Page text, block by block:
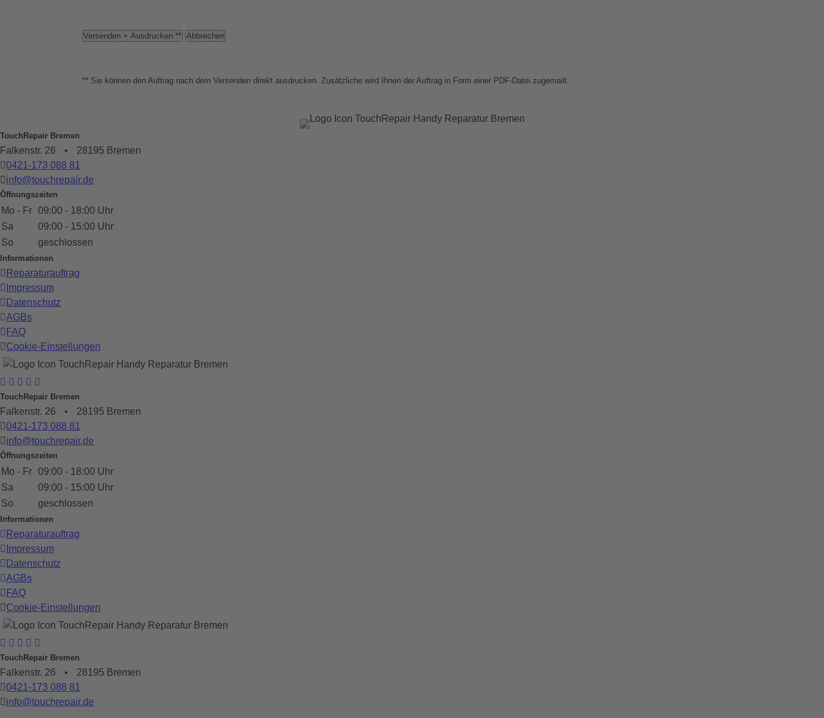
Versenden + Ausdrucken ** Abbrechen
** Sie können den Auftrag nach dem Versenden direkt ausdrucken. Zusätzliche wird Ihnen der Auftrag in Form einer PDF-Datei zugemailt.
TouchRepair Bremen
Falkenstr. 26 •
28195 Bremen
0421-173 088 81
info@touchrepair.de
Öffnungszeiten
Mo - Fr 09:00 - 18:00 Uhr
Sa
09:00 - 15:00 Uhr
So
geschlossen
Informationen
Reparaturauftrag
Impressum
Datenschutz
AGBs
FAQ
Cookie-Einstellungen
TouchRepair Bremen
Falkenstr. 26 •
28195 Bremen
0421-173 088 81
info@touchrepair.de
Öffnungszeiten
Mo - Fr 09:00 - 18:00 Uhr
Sa
09:00 - 15:00 Uhr
So
geschlossen
Informationen
Reparaturauftrag
Impressum
Datenschutz
AGBs
FAQ
Cookie-Einstellungen
TouchRepair Bremen
Falkenstr. 26 •
28195 Bremen
0421-173 088 81
info@touchrepair.de